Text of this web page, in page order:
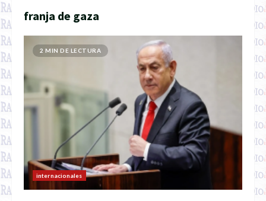
franja de gaza
2 MIN DE LECTURA
internacionales